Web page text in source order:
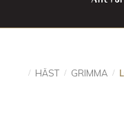
HÄST GRIMMA